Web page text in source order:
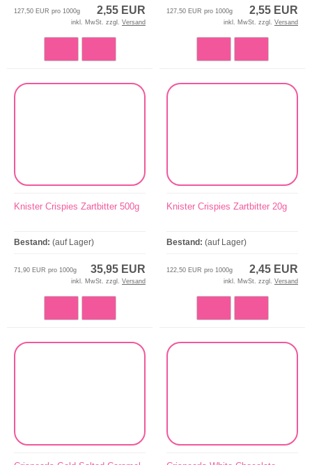
2,55 EUR
127,50 EUR pro 1000g
inkl. MwSt. zzgl. Versand
2,55 EUR
127,50 EUR pro 1000g
inkl. MwSt. zzgl. Versand
Knister Crispies Zartbitter 500g
Bestand: (auf Lager)
35,95 EUR
71,90 EUR pro 1000g
inkl. MwSt. zzgl. Versand
Knister Crispies Zartbitter 20g
Bestand: (auf Lager)
2,45 EUR
122,50 EUR pro 1000g
inkl. MwSt. zzgl. Versand